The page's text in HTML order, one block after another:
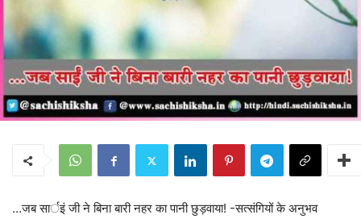
…जब सार्इं जी ने बिना बारी नहर का पानी छुड़वाया! -सत्संगियों के अनुभव